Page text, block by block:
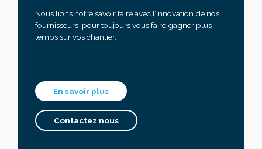
Nous lions notre savoir faire avec l’innovation de nos
fournisseurs pour toujours vous faire gagner plus
temps sur vos chantier.
En savoir plus
Contactez nous